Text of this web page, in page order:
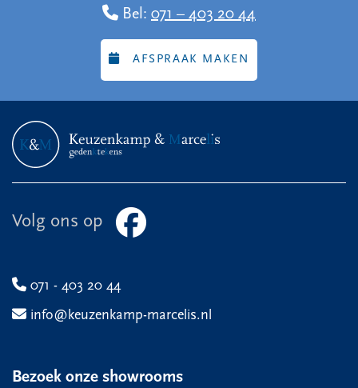
Bel: 071 – 403 20 44
AFSPRAAK MAKEN
Volg ons op
071 - 403 20 44
info@keuzenkamp-marcelis.nl
Bezoek onze showrooms